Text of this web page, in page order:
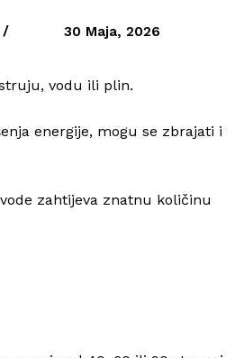
/ 30 Maja, 2026
vodu ili plin.
energije, mogu se zbrajati i
zahtijeva znatnu količinu